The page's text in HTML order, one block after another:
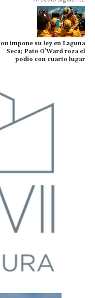
impone su ley en Laguna
Seca; Pato O’Ward roza el
podio con cuarto lugar